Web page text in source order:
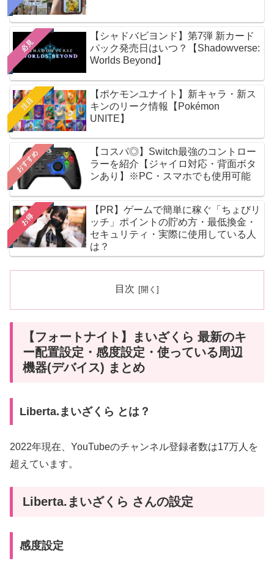
必見
【シャドバビヨンド】第7弾 新カード
パック発売日はいつ？【Shadowverse:
Worlds Beyond】
注目
【ポケモンユナイト】新キャラ・新ス
キンのリーク情報【Pokémon
UNITE】
おすすめ
【コスパ◎】Switch最強のコントロー
ラーを紹介【ジャイロ対応・背面ボタ
ンあり】※PC・スマホでも使用可能
お得
【PR】ゲームで簡単に稼ぐ「ちょびリ
ッチ」ポイントの貯め方・最低換金・
セキュリティ・実際に使用している人
は？
目次
【フォートナイト】まいざくら 最新のキ
ー配置設定・感度設定・使っている周辺
機器(デバイス) まとめ
Liberta.まいざくら とは？
2022年現在、YouTubeのチャンネル登録者数は17万人を
超えています。
Liberta.まいざくら さんの設定
感度設定